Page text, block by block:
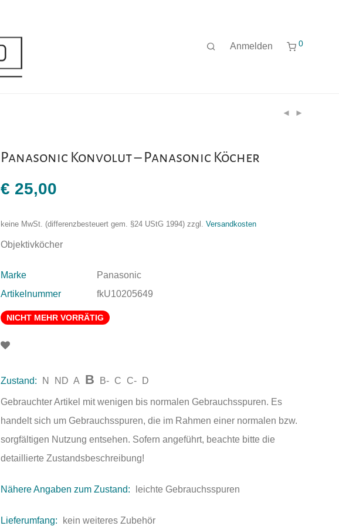
Anmelden 0
Panasonic Konvolut – Panasonic Köcher
€ 25,00
keine MwSt. (differenzbesteuert gem. §24 UStG 1994) zzgl. Versandkosten
Objektivköcher
Marke
Panasonic
Artikelnummer
fkU10205649
NICHT MEHR VORRÄTIG
Zustand: N ND A B B- C C- D
Gebrauchter Artikel mit wenigen bis normalen Gebrauchsspuren. Es
handelt sich um Gebrauchsspuren, die im Rahmen einer normalen bzw.
sorgfältigen Nutzung entsehen. Sofern angeführt, beachte bitte die
detaillierte Zustandsbeschreibung!
Nähere Angaben zum Zustand: leichte Gebrauchsspuren
Lieferumfang: kein weiteres Zubehör